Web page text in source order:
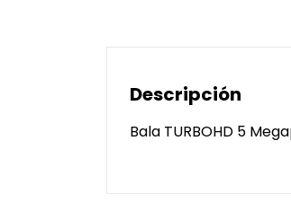
Descripción
Bala TURBOHD 5